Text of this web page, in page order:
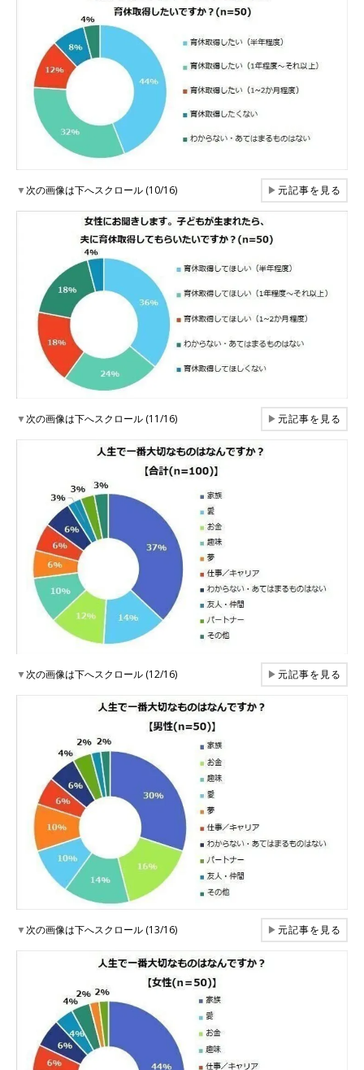
▼次の画像は下へスクロール (10/16) ▶元記事を見る
▼次の画像は下へスクロール (11/16) ▶元記事を見る
▼次の画像は下へスクロール (12/16) ▶元記事を見る
▼次の画像は下へスクロール (13/16) ▶元記事を見る